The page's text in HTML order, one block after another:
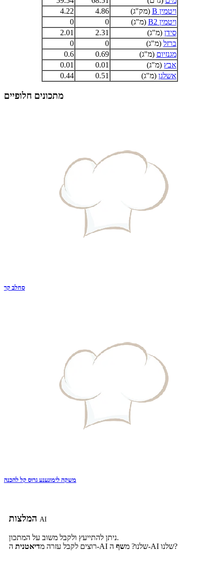
ויטמין B
(מק"ג) 4.86
4.22
ויטמין B2
(מ"ג) 0
0
סידן (מ"ג) 2.31
2.01
ברזל (מ"ג) 0
0
מגנזיום (מ"ג) 0.69
0.6
אבץ (מ"ג) 0.01
0.01
אשלגן (מ"ג) 0.51
0.44
מתכונים חלופיים
סחלב קר
משקה לימונענע גרוס קל להכנה
AI
ניתן להתייעץ ולקבל משוב על המתכון.
רוצים לקבל עזרה מדיאטנית ה-AI שלנו? משף ה-AI שלנו?